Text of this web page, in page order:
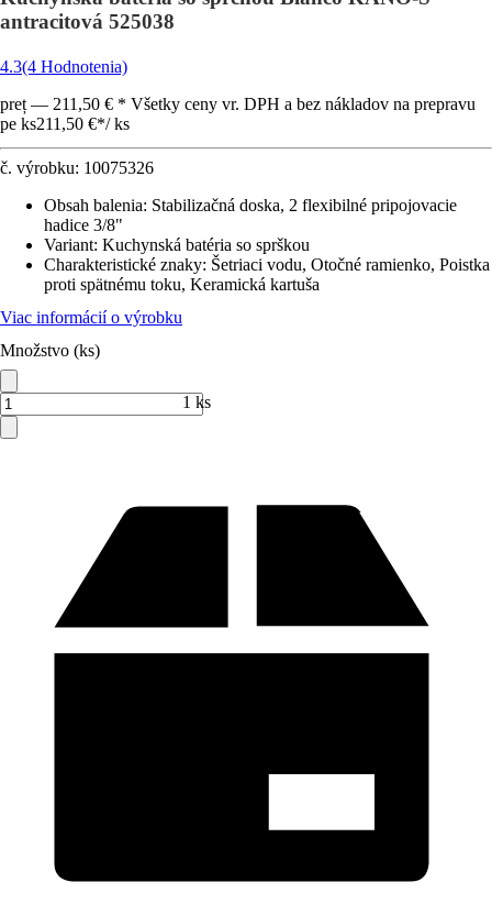
antracitová 525038
4.3(4 Hodnotenia)
preț — 211,50 € * Všetky ceny vr. DPH a bez nákladov na prepravu
pe ks211,50 €*/ ks
č. výrobku: 10075326
Obsah balenia: Stabilizačná doska, 2 flexibilné pripojovacie
hadice 3/8"
Variant: Kuchynská batéria so sprškou
Charakteristické znaky: Šetriaci vodu, Otočné ramienko, Poistka
proti spätnému toku, Keramická kartuša
Viac informácií o výrobku
Množstvo (ks)
1 ks